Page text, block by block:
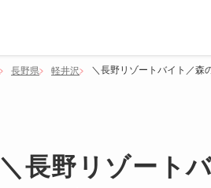
長野県 軽井沢 ＼長野リゾートバイト／森
＼長野リゾート